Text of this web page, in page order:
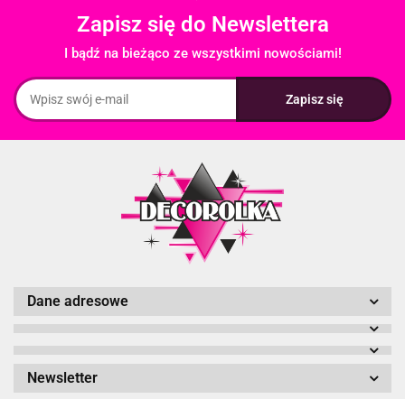
Zapisz się do Newslettera
I bądź na bieżąco ze wszystkimi nowościami!
Dane adresowe
Newsletter